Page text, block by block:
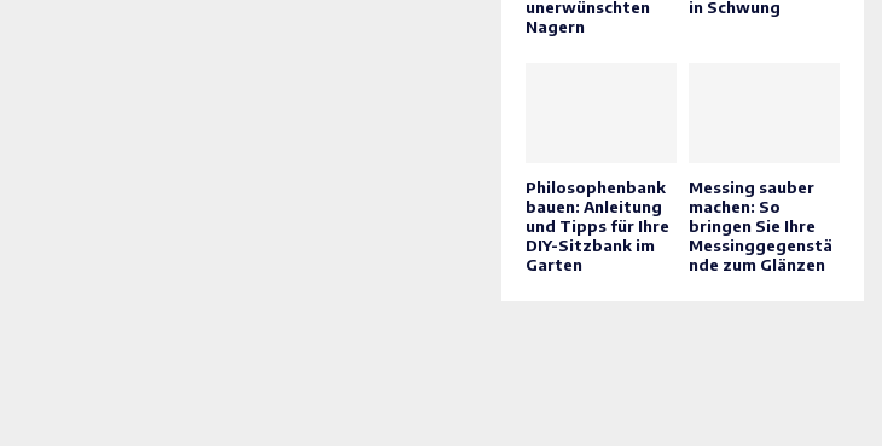
unerwünschten
Nagern
in Schwung
Philosophenbank
bauen: Anleitung
und Tipps für Ihre
DIY-Sitzbank im
Garten
Messing sauber
machen: So
bringen Sie Ihre
Messinggegenstä
nde zum Glänzen